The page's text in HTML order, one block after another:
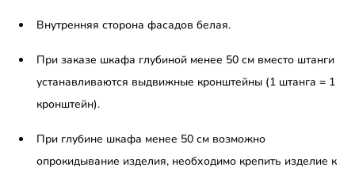
Внутренняя сторона фасадов белая.
При заказе шкафа глубиной менее 50 см вместо штанги
устанавливаются выдвижные кронштейны (1 штанга = 1
кронштейн).
При глубине шкафа менее 50 см возможно
опрокидывание изделия, необходимо крепить изделие к